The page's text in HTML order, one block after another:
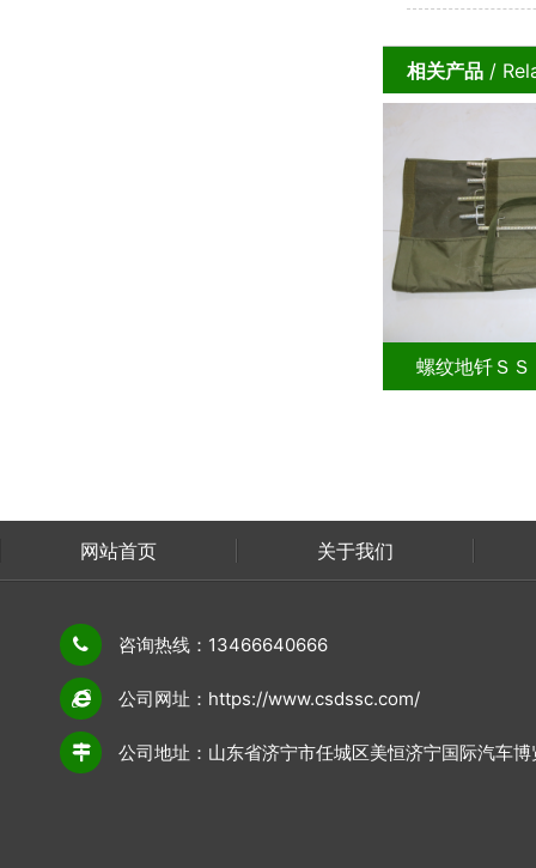
相关产品 /
螺纹地钎ＳＳ
网站首页 关于我们
咨询热线：13466640666
公司网址：https://www.csdssc.com/
公司地址：山东省济宁市任城区美恒济宁国际汽车